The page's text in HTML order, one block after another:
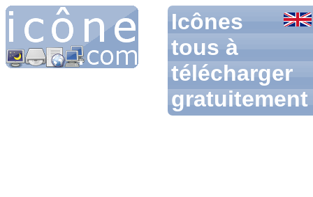
Icônes
tous à
télécharger
gratuitement